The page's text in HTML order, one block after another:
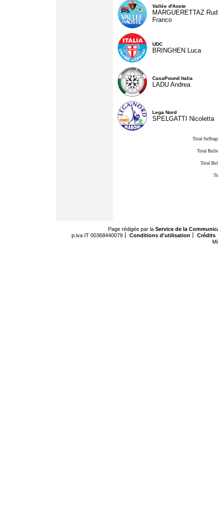
Vallée d'Aoste
MARGUERETTAZ
Franco
UDC
BRINGHEN Luca
CasaPound Italia
LADU Andrea
Lega Nord
SPELGATTI Nicoletta
Total
Total
Total
Page rédigée par la Service de la
p.iva IT 00368440079
Conditions d'utilisation
Crédits